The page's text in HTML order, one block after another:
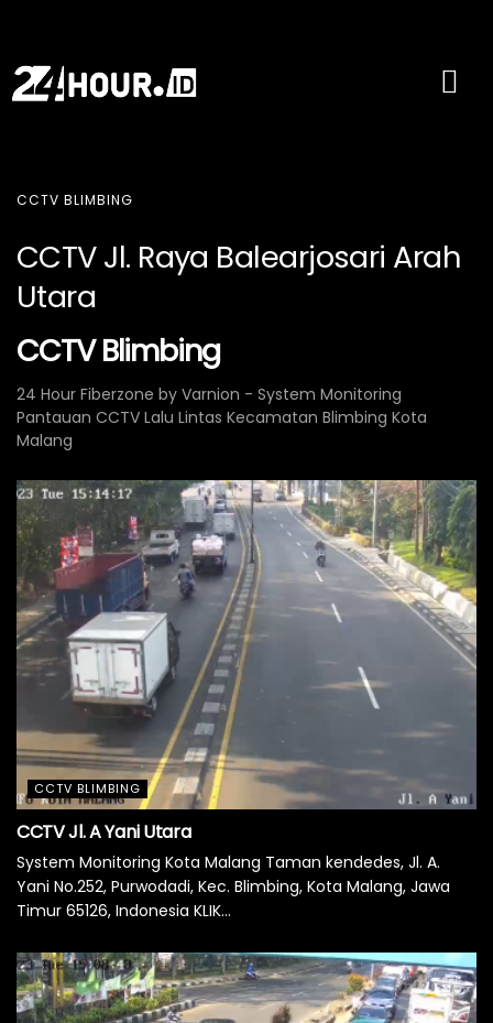
CCTV BLIMBING
CCTV Jl. Raya Balearjosari Arah
Utara
CCTV Blimbing
24 Hour Fiberzone by Varnion - System Monitoring
Pantauan CCTV Lalu Lintas Kecamatan Blimbing Kota
Malang
CCTV BLIMBING
CCTV Jl. A Yani Utara
System Monitoring Kota Malang Taman kendedes, Jl. A.
Yani No.252, Purwodadi, Kec. Blimbing, Kota Malang, Jawa
Timur 65126, Indonesia KLIK...